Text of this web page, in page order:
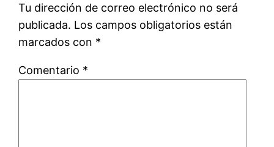
Tu dirección de correo electrónico no será
publicada. Los campos obligatorios están
marcados con *
Comentario *